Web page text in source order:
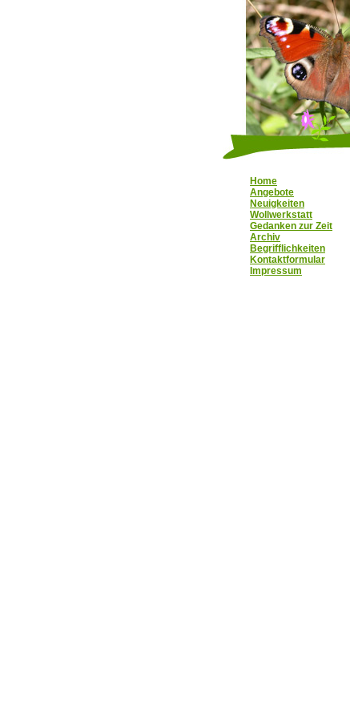
Home
Angebote
Neuigkeiten
Wollwerkstatt
Gedanken zur Zeit
Archiv
Begrifflichkeiten
Kontaktformular
Impressum